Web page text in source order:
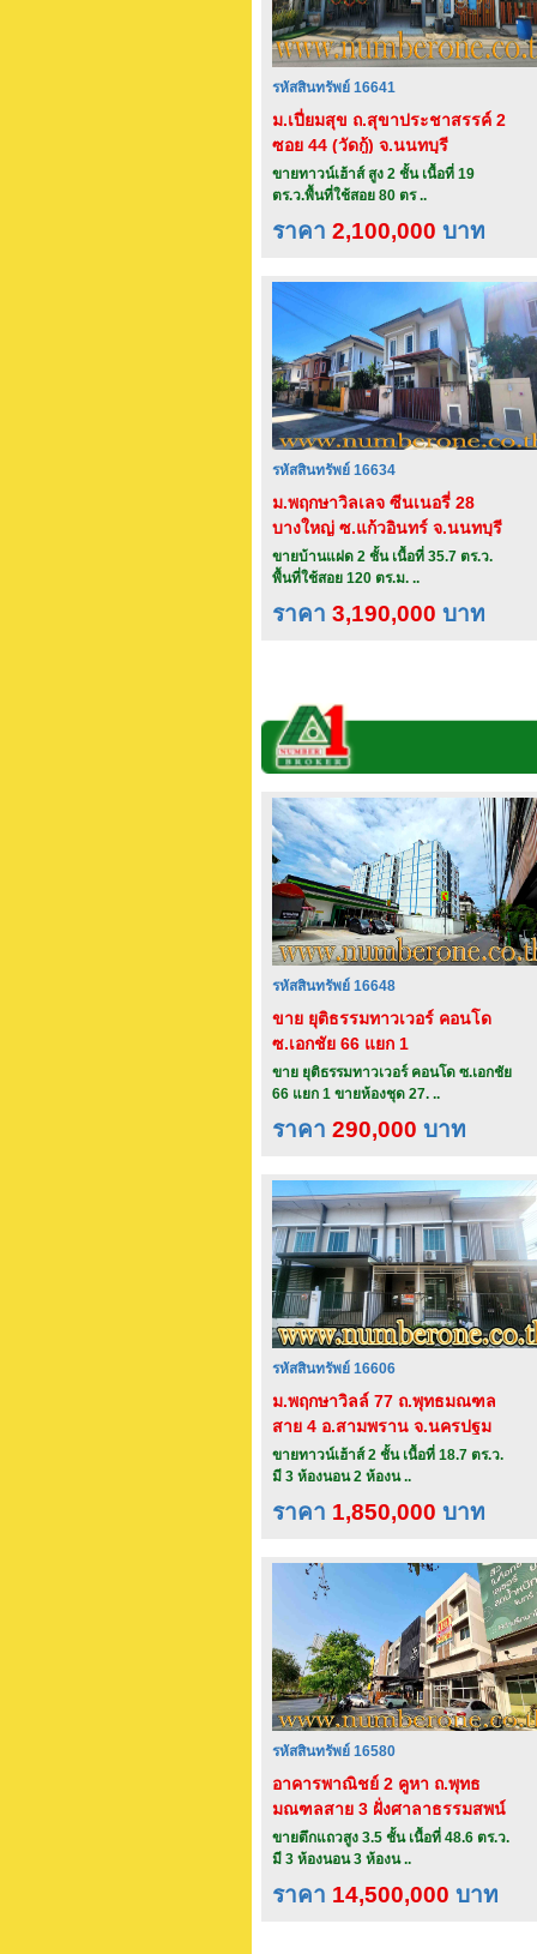
รหัสสินทรัพย์ 16641
ม.เปี่ยมสุข ถ.สุขาประชาสรรค์ 2
ซอย 44 (วัดกู้) จ.นนทบุรี
ขายทาวน์เฮ้าส์ สูง 2 ชั้น เนื้อที่ 19
ตร.ว.พื้นที่ใช้สอย 80 ตร ..
ราคา 2,100,000 บาท
รหัสสินทรัพย์ 16634
ม.พฤกษาวิลเลจ ซีนเนอรี่ 28
บางใหญ่ ซ.แก้วอินทร์ จ.นนทบุรี
ขายบ้านแฝด 2 ชั้น เนื้อที่ 35.7 ตร.ว.
พื้นที่ใช้สอย 120 ตร.ม. ..
ราคา 3,190,000 บาท
รหัสสินทรัพย์ 16648
ขาย ยุติธรรมทาวเวอร์ คอนโด
ซ.เอกชัย 66 แยก 1
ขาย ยุติธรรมทาวเวอร์ คอนโด ซ.เอกชัย
66 แยก 1 ขายห้องชุด 27. ..
ราคา 290,000 บาท
รหัสสินทรัพย์ 16606
ม.พฤกษาวิลล์ 77 ถ.พุทธมณฑล
สาย 4 อ.สามพราน จ.นครปฐม
ขายทาวน์เฮ้าส์ 2 ชั้น เนื้อที่ 18.7 ตร.ว.
มี 3 ห้องนอน 2 ห้องน ..
ราคา 1,850,000 บาท
รหัสสินทรัพย์ 16580
อาคารพาณิชย์ 2 คูหา ถ.พุทธ
มณฑลสาย 3 ฝั่งศาลาธรรมสพน์
ข.ทวีวัฒนา กทม.
ขายตึกแถวสูง 3.5 ชั้น เนื้อที่ 48.6 ตร.ว.
มี 3 ห้องนอน 3 ห้องน ..
ราคา 14,500,000 บาท